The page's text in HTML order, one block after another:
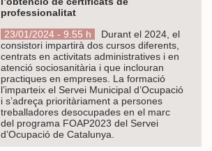
professionalitat
23/01/2024 - 9.55 h
Durant el 2024, el
consistori impartirà dos cursos diferents,
centrats en activitats administratives i en
atenció sociosanitària i que inclouran
practiques en empreses. La formació
l’imparteix el Servei Municipal d’Ocupació
i s’adreça prioritàriament a persones
treballadores desocupades en el marc
del programa FOAP2023 del Servei
d’Ocupació de Catalunya.